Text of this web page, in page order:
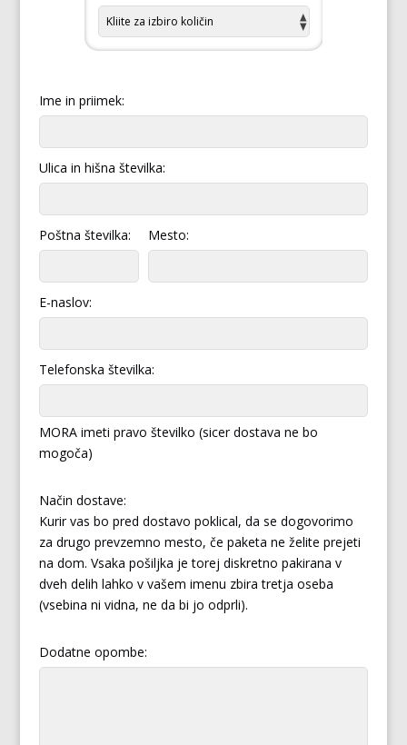
Ime in priimek:
Ulica in hišna številka:
Poštna številka: Mesto:
E-naslov:
Telefonska številka:
MORA imeti pravo številko (sicer dostava ne bo
mogoča)
Način dostave:
Kurir vas bo pred dostavo poklical, da se dogovorimo
za drugo prevzemno mesto, če paketa ne želite prejeti
na dom. Vsaka pošiljka je torej diskretno pakirana v
dveh delih lahko v vašem imenu zbira tretja oseba
(vsebina ni vidna, ne da bi jo odprli).
Dodatne opombe: